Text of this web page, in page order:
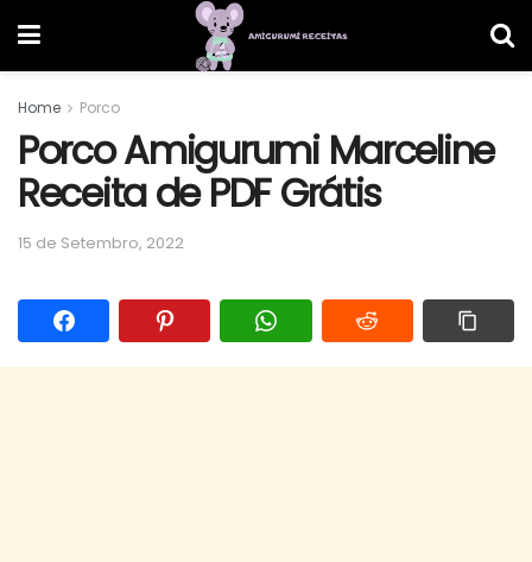
Home Porco
Porco Amigurumi Marceline
Receita de PDF Grátis
15 de Setembro, 2022